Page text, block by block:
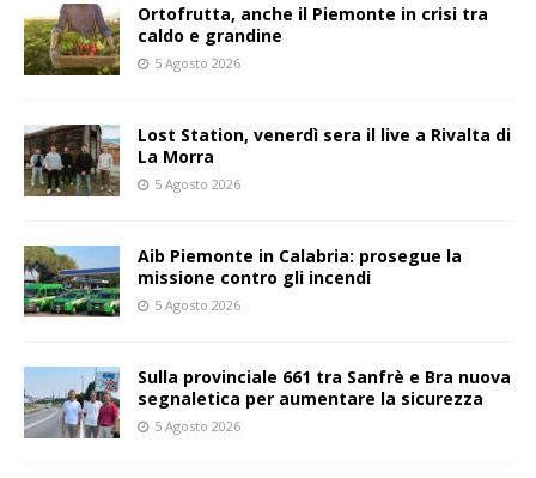
Ortofrutta, anche il Piemonte in crisi tra
caldo e grandine
5 Agosto 2026
Lost Station, venerdì sera il live a Rivalta di
La Morra
5 Agosto 2026
Aib Piemonte in Calabria: prosegue la
missione contro gli incendi
5 Agosto 2026
Sulla provinciale 661 tra Sanfrè e Bra nuova
segnaletica per aumentare la sicurezza
5 Agosto 2026